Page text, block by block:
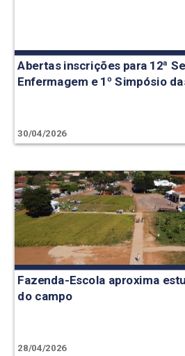
Abertas inscrições para 12ª
Enfermagem e 1º Simpósio
30/04/2026
Fazenda-Escola aproxima
do campo
28/04/2026